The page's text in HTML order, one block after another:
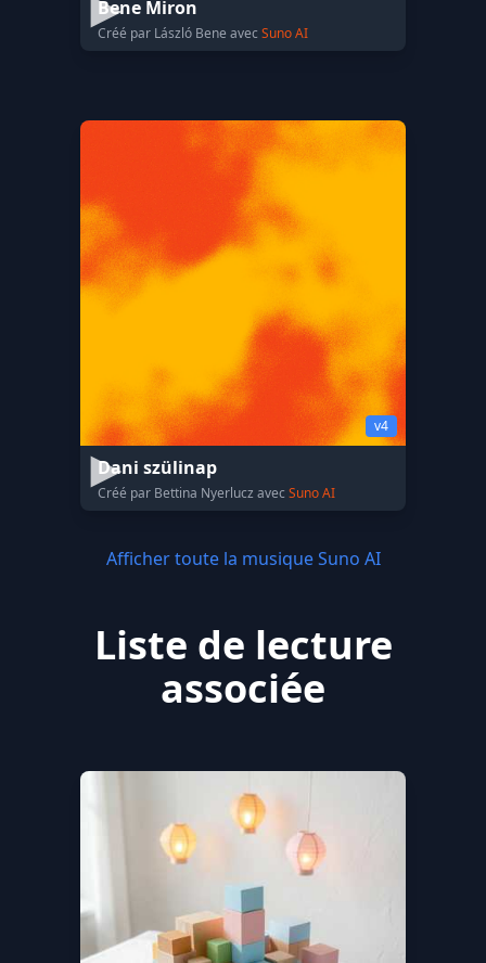
Bene Miron
Créé par László Bene avec Suno AI
v4
Dani szülinap
Créé par Bettina Nyerlucz avec Suno AI
Afficher toute la musique Suno AI
Liste de lecture
associée